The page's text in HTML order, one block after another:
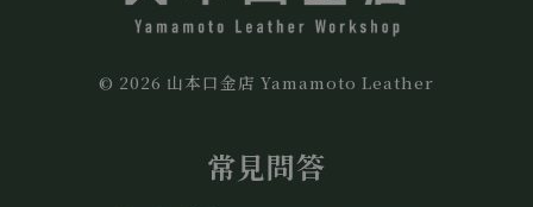
© 2026 山本口金店 Yamamoto Leather
常見問答